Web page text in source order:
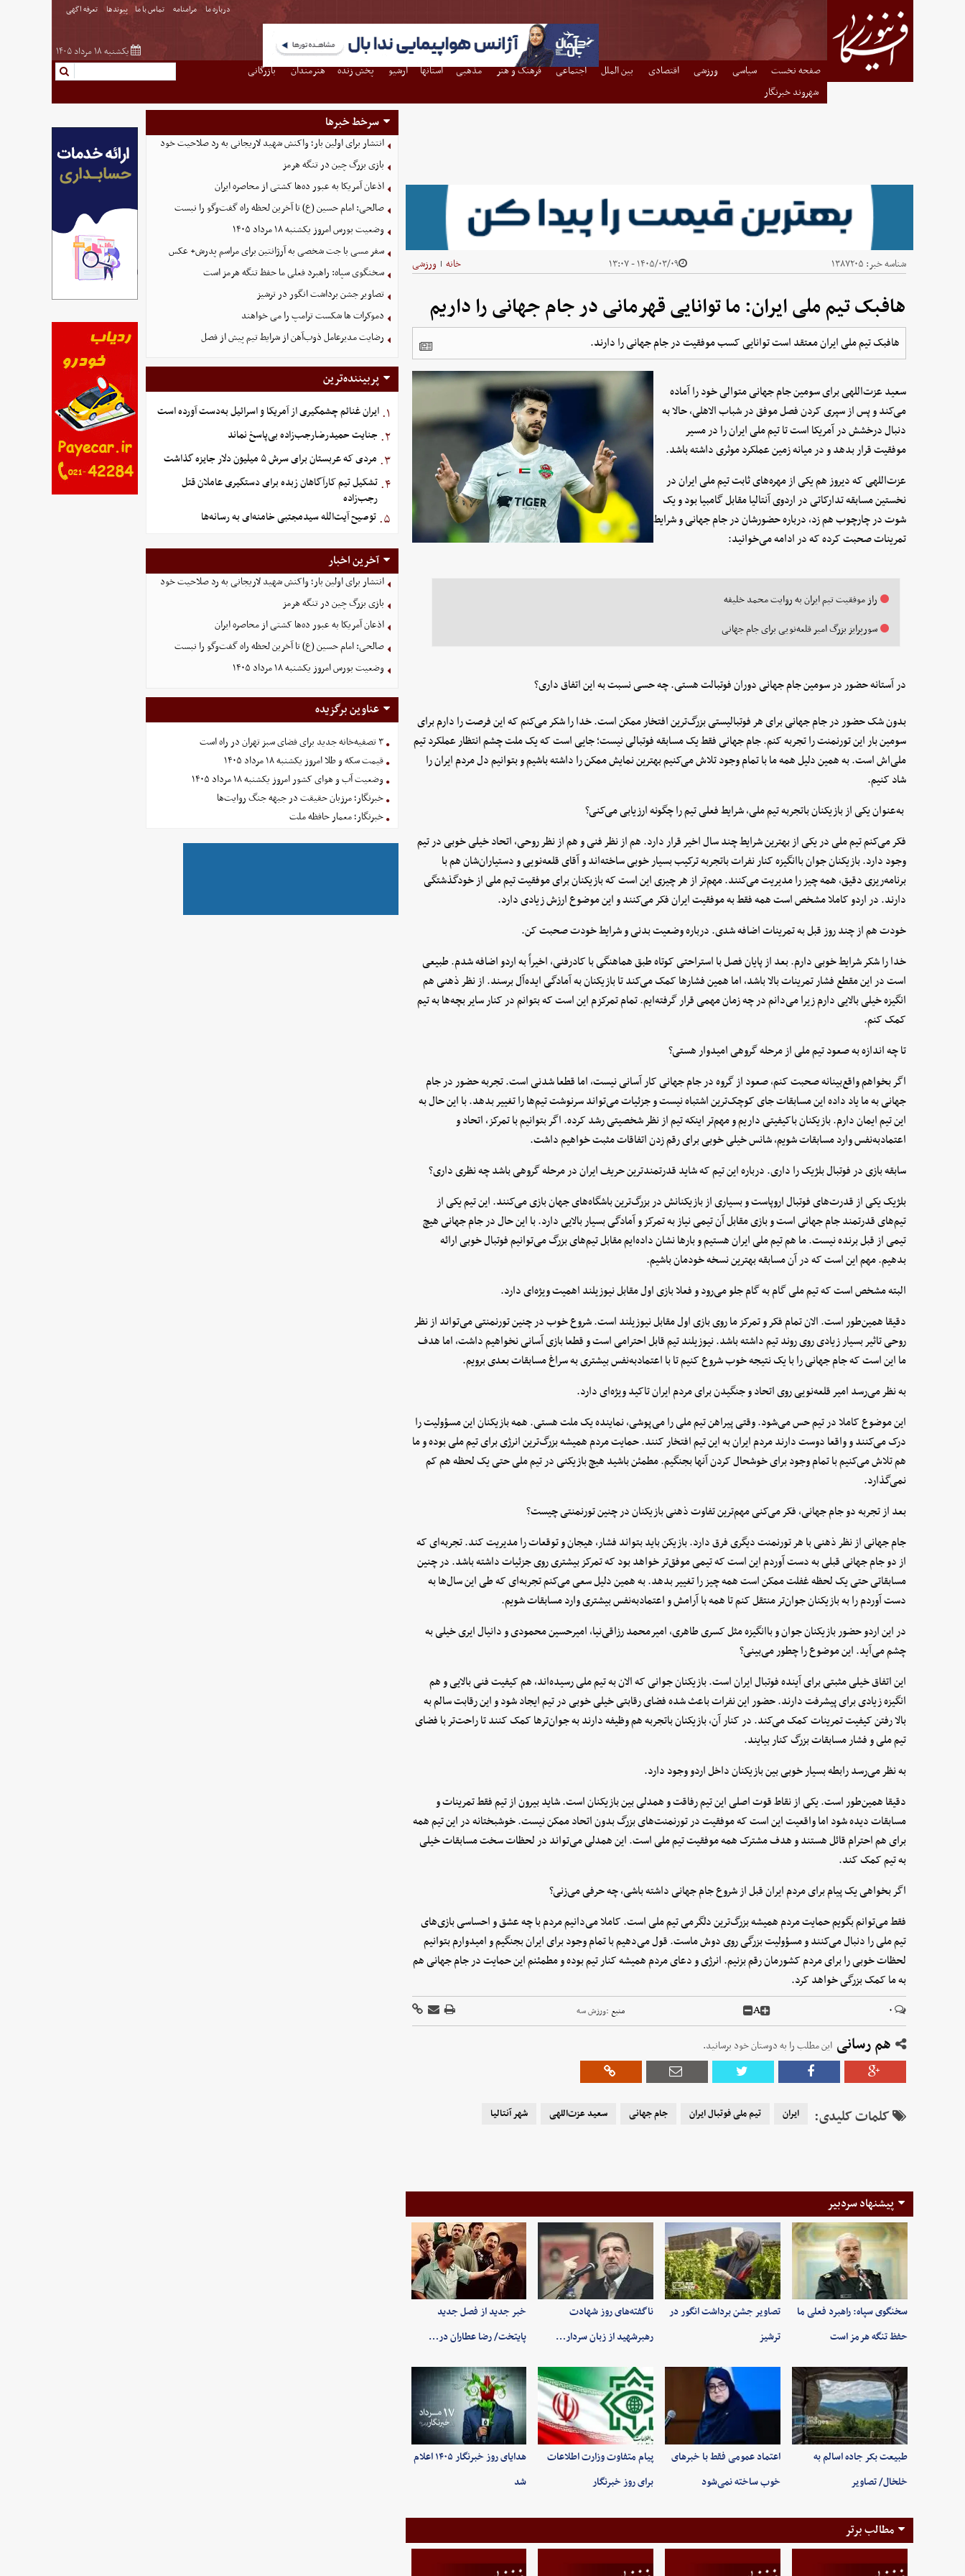
درباره ما مرامنامه تماس با ما پیوندها تعرفه اگهی
یکشنبه ۱۸ مرداد ۱۴۰۵
صفحه نخست سیاسی ورزشی اقتصادی بین الملل اجتماعی فرهنگ و هنر مذهبی استانها آرشیو پخش زنده هنرمندان
بازرگانی
شهروند خبرنگار
شناسه خبر: ۱۳۸۷۲۰۵ ۱۴۰۵/۰۳/۰۹ - ۱۳:۰۷ خانه | ورزشی
هافبک تیم ملی ایران: ما توانایی قهرمانی در جام جهانی را داریم
هافبک تیم ملی ایران معتقد است توانایی کسب موفقیت در جام جهانی را دارند.
سعید عزت‌اللهی برای سومین جام جهانی متوالی خود را آماده
می‌کند و پس از سپری کردن فصل موفق در شباب الاهلی، حالا به
دنبال درخشش در آمریکا است تا تیم ملی ایران را در مسیر
موفقیت قرار بدهد و در میانه زمین عملکرد موثری داشته باشد.
عزت‌اللهی که دیروز هم یکی از مهره‌های ثابت تیم ملی ایران در
نخستین مسابقه تدارکاتی در اردوی آنتالیا مقابل گامبیا بود و یک
شوت در چارچوب هم زد، درباره حضورشان در جام جهانی و شرایط
تمرینات صحبت کرده که در ادامه می‌خوانید:
راز موفقیت تیم ایران به روایت محمد خلیفه
سورپرایز بزرگ امیر قلعه‌نویی برای جام جهانی
در آستانه حضور در سومین جام جهانی دوران فوتبالت هستی. چه حسی نسبت به این اتفاق داری؟
بدون شک حضور در جام جهانی برای هر فوتبالیستی بزرگ‌ترین افتخار ممکن است. خدا را شکر می‌کنم که این فرصت را دارم برای
سومین بار این تورنمنت را تجربه کنم. جام جهانی فقط یک مسابقه فوتبالی نیست؛ جایی است که یک ملت چشم انتظار عملکرد تیم
ملی‌اش است. به همین دلیل همه ما با تمام وجود تلاش می‌کنیم بهترین نمایش ممکن را داشته باشیم و بتوانیم دل مردم ایران را
شاد کنیم.
به‌عنوان یکی از بازیکنان باتجربه تیم ملی، شرایط فعلی تیم را چگونه ارزیابی می‌کنی؟
فکر می‌کنم تیم ملی در یکی از بهترین شرایط چند سال اخیر قرار دارد. هم از نظر فنی و هم از نظر روحی، اتحاد خیلی خوبی در تیم
وجود دارد. بازیکنان جوان باانگیزه کنار نفرات باتجربه ترکیب بسیار خوبی ساخته‌اند و آقای قلعه‌نویی و دستیاران‌شان هم با
برنامه‌ریزی دقیق، همه چیز را مدیریت می‌کنند. مهم‌تر از هر چیزی این است که بازیکنان برای موفقیت تیم ملی از خودگذشتگی
دارند. در اردو کاملا مشخص است همه فقط به موفقیت ایران فکر می‌کنند و این موضوع ارزش زیادی دارد.
خودت هم از چند روز قبل به تمرینات اضافه شدی. درباره وضعیت بدنی و شرایط خودت صحبت کن.
خدا را شکر شرایط خوبی دارم. بعد از پایان فصل با استراحتی کوتاه طبق هماهنگی با کادرفنی، اخیراً به اردو اضافه شدم. طبیعی
است در این مقطع فشار تمرینات بالا باشد، اما همین فشارها کمک می‌کند تا بازیکنان به آمادگی ایده‌آل برسند. از نظر ذهنی هم
انگیزه خیلی بالایی دارم زیرا می‌دانم در چه زمان مهمی قرار گرفته‌ایم. تمام تمرکزم این است که بتوانم در کنار سایر بچه‌ها به تیم
کمک کنم.
تا چه اندازه به صعود تیم ملی از مرحله گروهی امیدوار هستی؟
اگر بخواهم واقع‌بینانه صحبت کنم، صعود از گروه در جام جهانی کار آسانی نیست، اما قطعا شدنی است. تجربه حضور در جام
جهانی به ما یاد داده این مسابقات جای کوچک‌ترین اشتباه نیست و جزئیات می‌تواند سرنوشت تیم‌ها را تغییر بدهد. با این حال به
این تیم ایمان دارم. بازیکنان باکیفیتی داریم و مهم‌تر اینکه تیم از نظر شخصیتی رشد کرده. اگر بتوانیم با تمرکز، اتحاد و
اعتمادبه‌نفس وارد مسابقات شویم، شانس خیلی خوبی برای رقم زدن اتفاقات مثبت خواهیم داشت.
سابقه بازی در فوتبال بلژیک را داری. درباره این تیم که شاید قدرتمندترین حریف ایران در مرحله گروهی باشد چه نظری داری؟
بلژیک یکی از قدرت‌های فوتبال اروپاست و بسیاری از بازیکنانش در بزرگ‌ترین باشگاه‌های جهان بازی می‌کنند. این تیم یکی از
تیم‌های قدرتمند جام جهانی است و بازی مقابل آن تیمی نیاز به تمرکز و آمادگی بسیار بالایی دارد. با این حال در جام جهانی هیچ
تیمی از قبل برنده نیست. ما هم تیم ملی ایران هستیم و بارها نشان داده‌ایم مقابل تیم‌های بزرگ می‌توانیم فوتبال خوبی ارائه
بدهیم. مهم این است که در آن مسابقه بهترین نسخه خودمان باشیم.
البته مشخص است که تیم ملی گام به گام جلو می‌رود و فعلا بازی اول مقابل نیوزیلند اهمیت ویژه‌ای دارد.
دقیقا همین‌طور است. الان تمام فکر و تمرکز ما روی بازی اول مقابل نیوزیلند است. شروع خوب در چنین تورنمنتی می‌تواند از نظر
روحی تاثیر بسیار زیادی روی روند تیم داشته باشد. نیوزیلند تیم قابل احترامی است و قطعا بازی آسانی نخواهیم داشت، اما هدف
ما این است که جام جهانی را با یک نتیجه خوب شروع کنیم تا با اعتمادبه‌نفس بیشتری به سراغ مسابقات بعدی برویم.
به نظر می‌رسد امیر قلعه‌نویی روی اتحاد و جنگیدن برای مردم ایران تاکید ویژه‌ای دارد.
این موضوع کاملا در تیم حس می‌شود. وقتی پیراهن تیم ملی را می‌پوشی، نماینده یک ملت هستی. همه بازیکنان این مسؤولیت را
درک می‌کنند و واقعا دوست دارند مردم ایران به این تیم افتخار کنند. حمایت مردم همیشه بزرگ‌ترین انرژی برای تیم ملی بوده و ما
هم تلاش می‌کنیم با تمام وجود برای خوشحال کردن آنها بجنگیم. مطمئن باشید هیچ بازیکنی در تیم ملی حتی یک لحظه هم کم
نمی‌گذارد.
بعد از تجربه دو جام جهانی، فکر می‌کنی مهم‌ترین تفاوت ذهنی بازیکنان در چنین تورنمنتی چیست؟
جام جهانی از نظر ذهنی با هر تورنمنت دیگری فرق دارد. بازیکن باید بتواند فشار، هیجان و توقعات را مدیریت کند. تجربه‌ای که
از دو جام جهانی قبلی به دست آوردم این است که تیمی موفق‌تر خواهد بود که تمرکز بیشتری روی جزئیات داشته باشد. در چنین
مسابقاتی حتی یک لحظه غفلت ممکن است همه چیز را تغییر بدهد. به همین دلیل سعی می‌کنم تجربه‌ای که طی این سال‌ها به
دست آوردم را به بازیکنان جوان‌تر منتقل کنم تا همه با آرامش و اعتمادبه‌نفس بیشتری وارد مسابقات شویم.
در این اردو حضور بازیکنان جوان و باانگیزه مثل کسری طاهری، امیرمحمد رزاقی‌نیا، امیرحسین محمودی و دانیال ایری خیلی به
چشم می‌آید. این موضوع را چطور می‌بینی؟
این اتفاق خیلی مثبتی برای آینده فوتبال ایران است. بازیکنان جوانی که الان به تیم ملی رسیده‌اند، هم کیفیت فنی بالایی و هم
انگیزه زیادی برای پیشرفت دارند. حضور این نفرات باعث شده فضای رقابتی خیلی خوبی در تیم ایجاد شود و این رقابت سالم به
بالا رفتن کیفیت تمرینات کمک می‌کند. در کنار آن، بازیکنان باتجربه هم وظیفه دارند به جوان‌ترها کمک کنند تا راحت‌تر با فضای
تیم ملی و فشار مسابقات بزرگ کنار بیایند.
به نظر می‌رسد رابطه بسیار خوبی بین بازیکنان داخل اردو وجود دارد.
دقیقا همین‌طور است. یکی از نقاط قوت اصلی این تیم رفاقت و همدلی بین بازیکنان است. شاید بیرون از تیم فقط تمرینات و
مسابقات دیده شود اما واقعیت این است که موفقیت در تورنمنت‌های بزرگ بدون اتحاد ممکن نیست. خوشبختانه در این تیم همه
برای هم احترام قائل هستند و هدف مشترک همه موفقیت تیم ملی است. این همدلی می‌تواند در لحظات سخت مسابقات خیلی
به تیم کمک کند.
اگر بخواهی یک پیام برای مردم ایران قبل از شروع جام جهانی داشته باشی، چه حرفی می‌زنی؟
فقط می‌توانم بگویم حمایت مردم همیشه بزرگ‌ترین دلگرمی تیم ملی است. کاملا می‌دانیم مردم با چه عشق و احساسی بازی‌های
تیم ملی را دنبال می‌کنند و مسؤولیت بزرگی روی دوش ماست. قول می‌دهیم با تمام وجود برای ایران بجنگیم و امیدوارم بتوانیم
لحظات خوبی را برای مردم کشورمان رقم بزنیم. انرژی و دعای مردم همیشه کنار تیم بوده و مطمئنم این حمایت در جام جهانی هم
به ما کمک بزرگی خواهد کرد.
۰ A منبع :ورزش سه
هم رسانی این مطلب را به دوستان خود برسانید.
کلمات کلیدی: ایران تیم ملی فوتبال ایران جام جهانی سعید عزت‌اللهی شهر آنتالیا
پیشنهاد سردبیر
سخنگوی سپاه: راهبرد فعلی ما
حفظ تنگه هرمز است
تصاویر جشن برداشت انگور در
ترشیز
ناگفته‌های روز شهادت
رهبرشهید از زبان سردار…
خبر جدید از فصل جدید
پایتخت/ رضا عطاران در…
طبیعت بکر جاده اسالم به
خلخال/ تصاویر
اعتماد عمومی فقط با خبرهای
خوب ساخته نمی‌شود
پیام متفاوت وزارت اطلاعات
برای روز خبرنگار
هدایای روز خبرنگار ۱۴۰۵ اعلام
شد
مطالب برتر
سرخط خبرها
انتشار برای اولین بار؛ واکنش شهید لاریجانی به رد صلاحیت خود
بازی بزرگ چین در تنگه هرمز
اذعان آمریکا به عبور ده‌ها کشتی از محاصره ایران
صالحی: امام حسین (ع) تا آخرین لحظه راه گفت‌وگو را نبست
وضعیت بورس امروز یکشنبه ۱۸ مرداد ۱۴۰۵
سفر مسی با جت شخصی به آرژانتین برای مراسم پدرش+ عکس
سخنگوی سپاه: راهبرد فعلی ما حفظ تنگه هرمز است
تصاویر جشن برداشت انگور در ترشیز
دموکرات ها شکست ترامپ را می خواهند
رضایت مدیرعامل ذوب‌آهن از شرایط تیم پیش از فصل
پربیننده‌ترین
۱. ایران غنائم چشمگیری از آمریکا و اسرائیل به‌دست آورده است
۲. جنایت حمیدرضارجب‌زاده بی‌پاسخ نماند
۳. مردی که عربستان برای سرش ۵ میلیون دلار جایزه گذاشت
۴. تشکیل تیم کارآگاهان زبده برای دستگیری عاملان قتل
رجب‌زاده
۵. توصیح آیت‌الله سیدمجتبی خامنه‌ای به رسانه‌ها
آخرین اخبار
انتشار برای اولین بار؛ واکنش شهید لاریجانی به رد صلاحیت خود
بازی بزرگ چین در تنگه هرمز
اذعان آمریکا به عبور ده‌ها کشتی از محاصره ایران
صالحی: امام حسین (ع) تا آخرین لحظه راه گفت‌وگو را نبست
وضعیت بورس امروز یکشنبه ۱۸ مرداد ۱۴۰۵
عناوین برگزیده
۳ تصفیه‌خانه جدید برای فضای سبز تهران در راه است
قیمت سکه و طلا امروز یکشنبه ۱۸ مرداد ۱۴۰۵
وضعیت آب و هوای کشور امروز یکشنبه ۱۸ مرداد ۱۴۰۵
خبرنگار؛ مرزبان حقیقت در جبهه جنگ روایت‌ها
خبرنگار؛ معمار حافظه ملت